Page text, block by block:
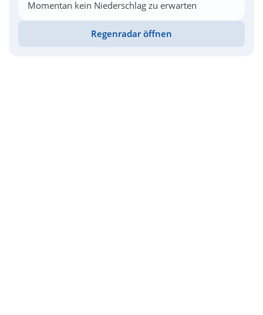
Momentan kein Niederschlag zu erwarten
Regenradar öffnen